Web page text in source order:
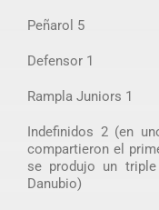
Peñarol 5
Defensor 1
Rampla Juniors 1
Indefinidos 2 (en
compartieron el
se produjo un
Danubio)